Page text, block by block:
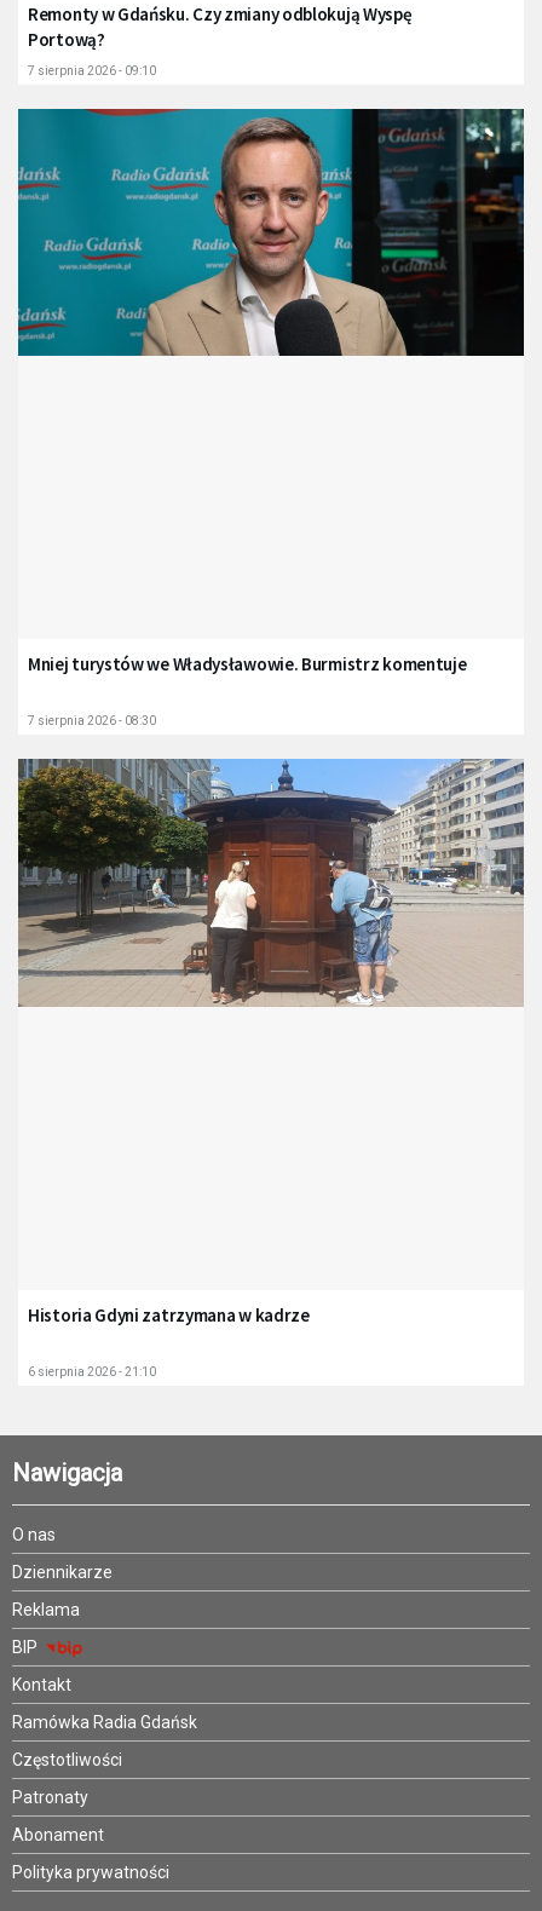
Remonty w Gdańsku. Czy zmiany odblokują Wyspę
Portową?
7 sierpnia 2026 - 09:10
Mniej turystów we Władysławowie. Burmistrz komentuje
7 sierpnia 2026 - 08:30
Historia Gdyni zatrzymana w kadrze
6 sierpnia 2026 - 21:10
Nawigacja
O nas
Dziennikarze
Reklama
BIP
Kontakt
Ramówka Radia Gdańsk
Częstotliwości
Patronaty
Abonament
Polityka prywatności